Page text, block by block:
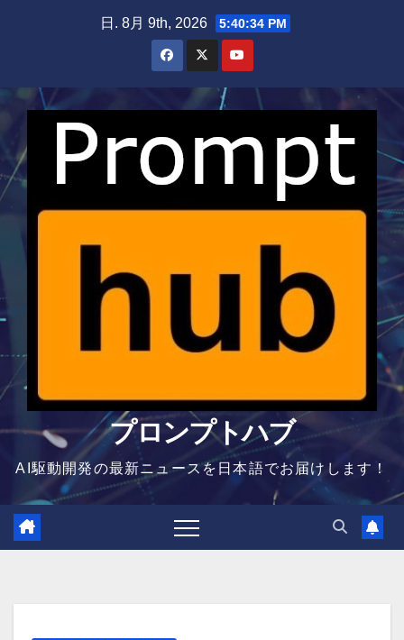
日. 8月 9th, 2026 5:40:35 PM
プロンプトハブ
AI駆動開発の最新ニュースを日本語でお届けします！